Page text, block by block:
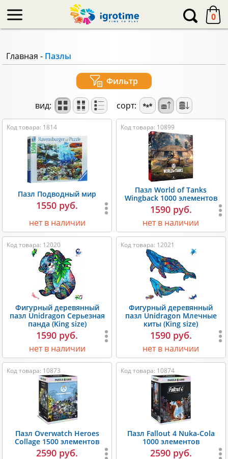
0
Главная - Пазлы
Фильтр
вид: сорт:
Код товара: 1814
Пазл Подводный мир
1550 руб.
нет в наличии
Код товара: 10899
Пазл World of Tanks
Wingback 1000 элементов
1590 руб.
нет в наличии
Код товара: 12020
Фигурный деревянный
пазл Unidragon Серьезная
панда (King size)
1590 руб.
нет в наличии
Код товара: 12021
Фигурный деревянный
пазл Unidragon Млечные
киты (King size)
1590 руб.
нет в наличии
Код товара: 10873
Пазл Overwatch Heroes
Collage 1500 элементов
2590 руб.
Код товара: 10874
Пазл Fallout 4 Nuka-Cola
1000 элементов
2590 руб.